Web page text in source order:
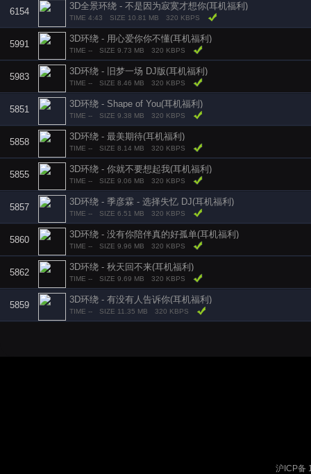
6154
3D全景环绕 - 不是因为寂寞才想你(耳机福利)
TIME 4:43 SIZE 10.81 MB 320 KBPS
5991
3D环绕 - 用心爱你你不懂(耳机福利)
TIME -- SIZE 9.73 MB 320 KBPS
5983
3D环绕 - 旧梦一场 DJ版(耳机福利)
TIME -- SIZE 8.46 MB 320 KBPS
5851
3D环绕 - Shape of You(耳机福利)
TIME -- SIZE 9.38 MB 320 KBPS
5858
3D环绕 - 最美期待(耳机福利)
TIME -- SIZE 8.14 MB 320 KBPS
5855
3D环绕 - 你就不要想起我(耳机福利)
TIME -- SIZE 9.06 MB 320 KBPS
5857
3D环绕 - 季彦霖 - 选择失忆 DJ(耳机福利)
TIME -- SIZE 6.51 MB 320 KBPS
5860
3D环绕 - 没有你陪伴真的好孤单(耳机福利)
TIME -- SIZE 9.96 MB 320 KBPS
5862
3D环绕 - 秋天回不来(耳机福利)
TIME -- SIZE 9.69 MB 320 KBPS
5859
3D环绕 - 有没有人告诉你(耳机福利)
TIME -- SIZE 11.35 MB 320 KBPS
沪ICP备